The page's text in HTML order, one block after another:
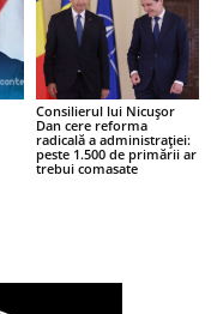
Consilierul lui Nicușor
Dan cere reforma
radicală a administrației:
peste 1.500 de primării ar
trebui comasate